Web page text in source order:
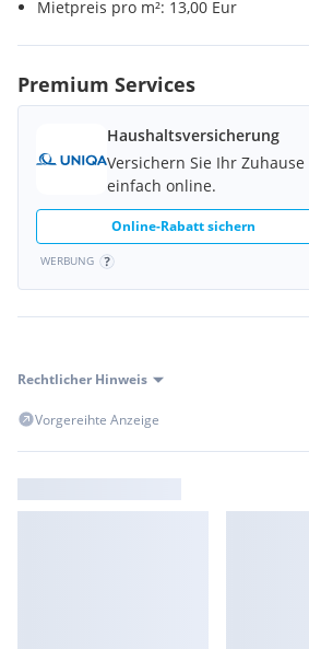
Mietpreis pro m²: 13,00 Eur
Premium Services
Haushaltsversicherung
Versichern Sie Ihr Zuhause
einfach online.
Online-Rabatt sichern
WERBUNG
Rechtlicher Hinweis
Vorgereihte Anzeige